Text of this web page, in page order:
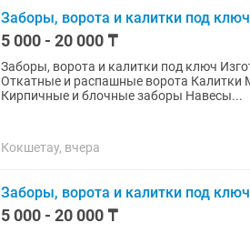
Заборы, ворота и калитки под ключ
5 000 - 20 000 ₸
Заборы, ворота и калитки под ключ Изготавливаем и устанавливаем: Заборы жалюзи
Откатные и распашные ворота Калитки Металлические и комбинированные ограждения
Кирпичные и блочные заборы Навесы...
Кокшетау, вчера
Заборы, ворота и калитки под ключ
5 000 - 20 000 ₸